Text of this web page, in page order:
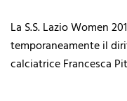
La S.S. Lazio Women
temporaneamente il
calciatrice Francesca